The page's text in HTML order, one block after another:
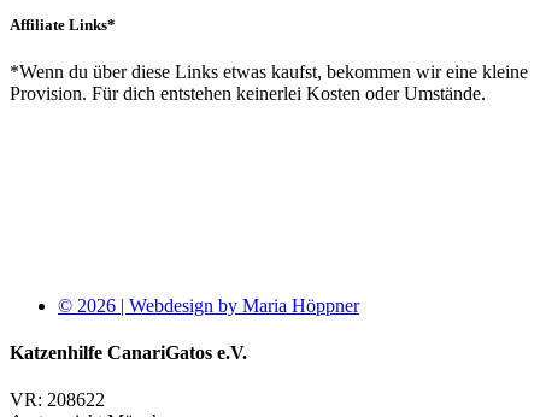
Affiliate Links*
*Wenn du über diese Links etwas kaufst, bekommen wir eine kleine
Provision. Für dich entstehen keinerlei Kosten oder Umstände.
© 2026 | Webdesign by Maria Höppner
Katzenhilfe CanariGatos e.V.
VR: 208622